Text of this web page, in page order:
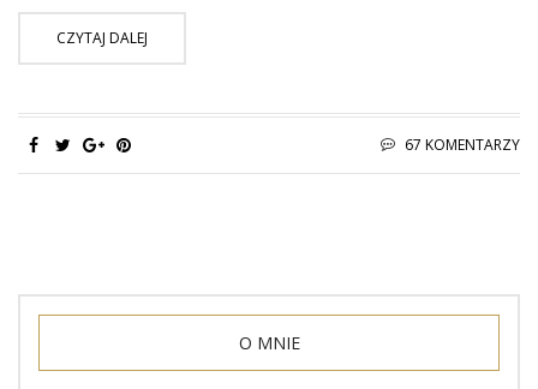
CZYTAJ DALEJ
67 KOMENTARZY
O MNIE